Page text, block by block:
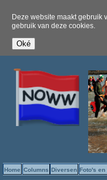
Deze website maakt gebruik
gebruik van deze cookies.
Home Columns Diversen Foto's en